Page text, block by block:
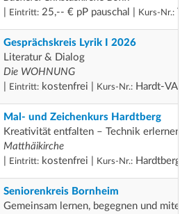
Eintritt: 25,-- € pP pauschal | Kurs-Nr.:
Gesprächskreis Lyrik I 2026
Literatur & Dialog
Die WOHNUNG
Eintritt: kostenfrei | Kurs-Nr.: Hardt-VA
Mal- und Zeichenkurs Hardtberg
Kreativität entfalten – Technik erlernen
Matthäikirche
Eintritt: kostenfrei | Kurs-Nr.: Hardtberg
Seniorenkreis Bornheim
Gemeinsam lernen, begegnen und